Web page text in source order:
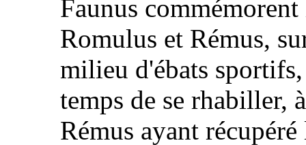
Faunus
Romulus et Rémus,
milieu d'ébats
temps de se rhabiller,
Rémus ayant